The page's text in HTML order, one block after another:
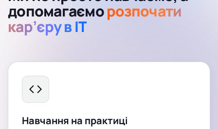
допомагаєморозпочати
кар’єру в IT
Навчання на практиці